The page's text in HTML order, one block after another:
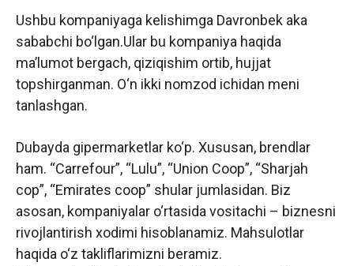
Ushbu kompaniyaga kelishimga Davronbek aka
sababchi bo‘lgan.Ular bu kompaniya haqida
ma’lumot bergach, qiziqishim ortib, hujjat
topshirganman. O‘n ikki nomzod ichidan meni
tanlashgan.
Dubayda gipermarketlar ko‘p. Xususan, brendlar
ham. “Carrefour”, “Lulu”, “Union Coop”, “Sharjah
cop”, “Emirates coop” shular jumlasidan. Biz
asosan, kompaniyalar o‘rtasida vositachi – biznesni
rivojlantirish xodimi hisoblanamiz. Mahsulotlar
haqida o‘z takliflarimizni beramiz.